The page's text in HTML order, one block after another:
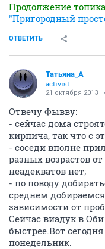
Продолжение топика
"Пригородный
ОТВЕТИТЬ
Татьяна_А
activist
21 октября 2013
Отвечу Фывву:
- сейчас дома
кирпича, так что с
- соседи вполне
разных возрастов
неадекватов нет;
- по поводу
среднем
зависимости от
Сейчас виадук в
быстрее.Вот
понедельник.